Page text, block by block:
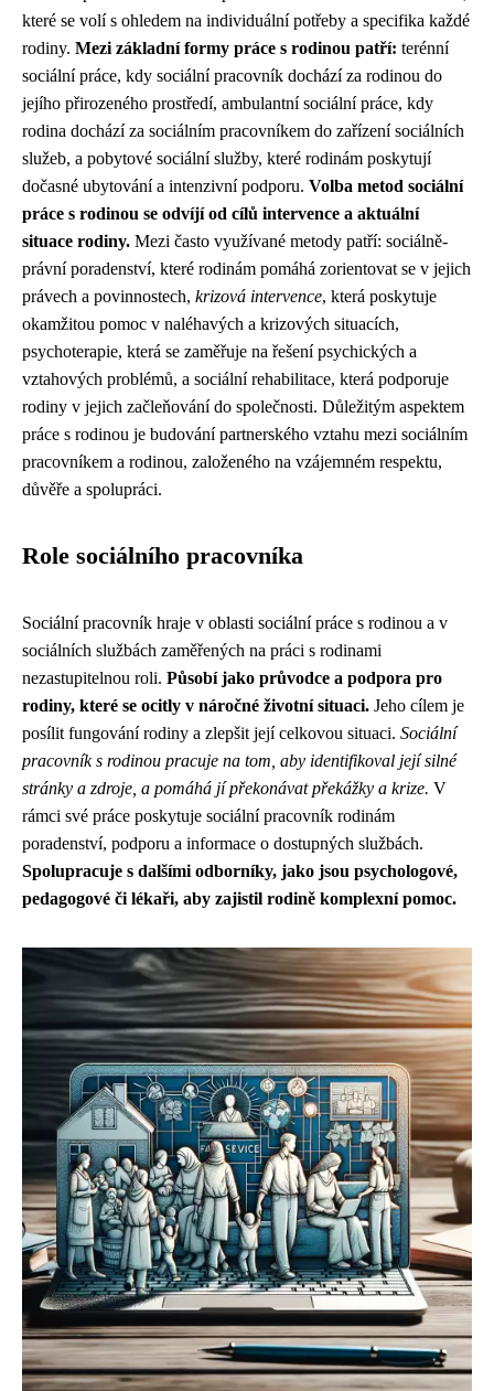
které se volí s ohledem na individuální potřeby a specifika každé
rodiny. Mezi základní formy práce s rodinou patří: terénní
sociální práce, kdy sociální pracovník dochází za rodinou do
jejího přirozeného prostředí, ambulantní sociální práce, kdy
rodina dochází za sociálním pracovníkem do zařízení sociálních
služeb, a pobytové sociální služby, které rodinám poskytují
dočasné ubytování a intenzivní podporu. Volba metod sociální
práce s rodinou se odvíjí od cílů intervence a aktuální
situace rodiny. Mezi často využívané metody patří: sociálně-
právní poradenství, které rodinám pomáhá zorientovat se v jejich
právech a povinnostech, krizová intervence, která poskytuje
okamžitou pomoc v naléhavých a krizových situacích,
psychoterapie, která se zaměřuje na řešení psychických a
vztahových problémů, a sociální rehabilitace, která podporuje
rodiny v jejich začleňování do společnosti. Důležitým aspektem
práce s rodinou je budování partnerského vztahu mezi sociálním
pracovníkem a rodinou, založeného na vzájemném respektu,
důvěře a spolupráci.
Role sociálního pracovníka
Sociální pracovník hraje v oblasti sociální práce s rodinou a v
sociálních službách zaměřených na práci s rodinami
nezastupitelnou roli. Působí jako průvodce a podpora pro
rodiny, které se ocitly v náročné životní situaci. Jeho cílem je
posílit fungování rodiny a zlepšit její celkovou situaci. Sociální
pracovník s rodinou pracuje na tom, aby identifikoval její silné
stránky a zdroje, a pomáhá jí překonávat překážky a krize. V
rámci své práce poskytuje sociální pracovník rodinám
poradenství, podporu a informace o dostupných službách.
Spolupracuje s dalšími odborníky, jako jsou psychologové,
pedagogové či lékaři, aby zajistil rodině komplexní pomoc.